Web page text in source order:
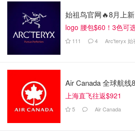
而如此重大的国家军事机密被泄露，
软件端，也足以引起国会的震怒，民
什么“国安级的灾难”，“是初级军官
曾经被邮件门丑闻缠身的希拉里也忍
始祖鸟官网🔥8月上
logo 腰包$60！3色可
111 4 Arc'teryx 始
Air Canada 全球航线
上海直飞往返$921
5 Air Canada